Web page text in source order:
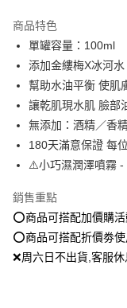
Apple Pay
街口支付
悠遊付
Google Pay
全盈+PAY
【大哥付你分期使用說明
1.本服務由台灣大哥大提
2.付款方式選擇「大哥付
AFTEE先享後付
相關說明
商品特色
單罐容量：100ml
添加金縷梅X冰河
幫助水油平衡 使肌
讓乾肌現水肌 臉部
無添加：酒精／香
180天滿意保證 每
⚠️小巧濕潤澤噴霧 -
銷售重點
⭕️商品可搭配加價購
⭕️商品可搭配折價劵使
❌周六日不出貨,客服休